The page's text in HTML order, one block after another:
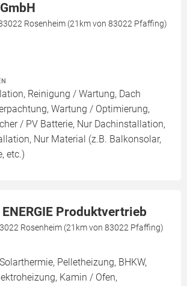
Rosenheim (21km von 83022 Pfaffing)
Reinigung / Wartung, Dach
Wartung / Optimierung,
/ PV Batterie, Nur Dachinstallation,
Nur Material (z.B. Balkonsolar,
etc.)
ENERGIE Produktvertrieb
Rosenheim (21km von 83022 Pfaffing)
Pelletheizung, BHKW,
Kamin / Ofen,